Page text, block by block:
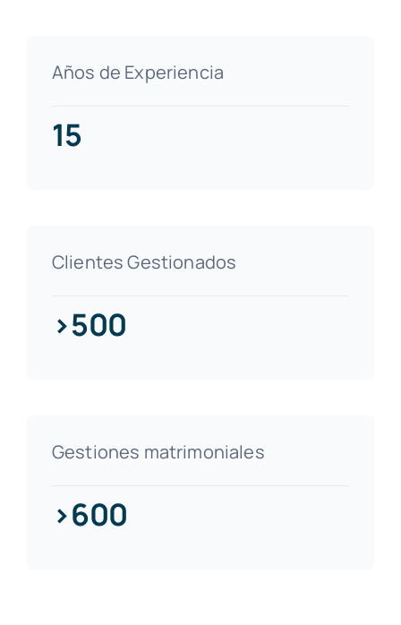
Años de Experiencia
15
Clientes Gestionados
>500
Gestiones matrimoniales
>600